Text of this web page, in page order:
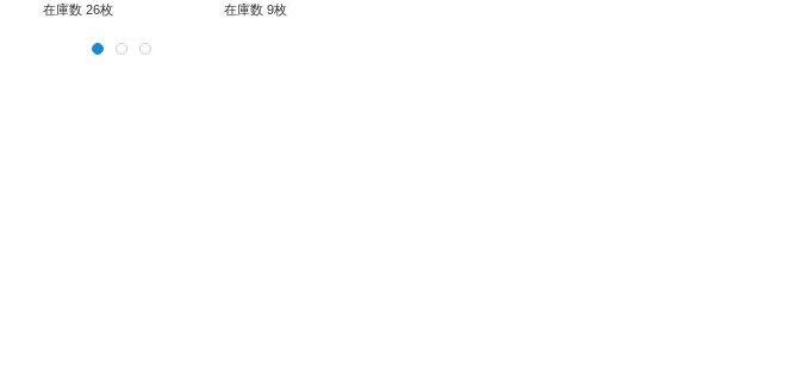
在庫数 26枚 在庫数 9枚